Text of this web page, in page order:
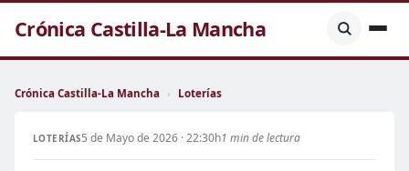
Crónica Castilla-La Mancha
Crónica Castilla-La Mancha › Loterías
LOTERÍAS5 de Mayo de 2026 · 22:30h1 min de lectura